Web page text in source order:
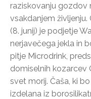
raziskovanju gozdov
vsakdanjem
(8. junij) je podjetje
nerjavečega jekla in
pitje Microdrink,
domiselnih kozarcev
svet morij. Čaša, ki
izdelana iz